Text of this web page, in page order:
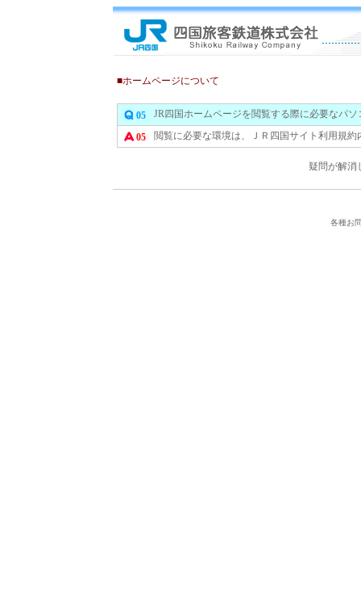
■ホームページについて
05 JR四国ホームページを閲覧する際に必要なパ
05 閲覧に必要な環境は、ＪＲ四国サイト利用規約
疑問が解消
各種お